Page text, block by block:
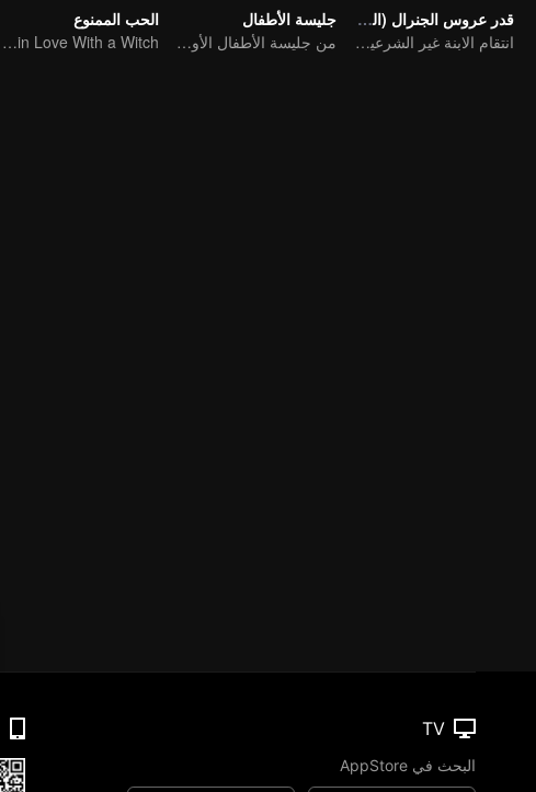
قدر عروس الجنرال (النسخة التايلاندية)
انتقام الابنة غير الشرعية من تغيير الوجه
جليسة الأطفال
من جليسة الأطفال الأولى إلى مستشارة الأطفال الملكية
الحب الممنوع
An Immortal Falls in Love With a Witch
TV
البحث في AppStore